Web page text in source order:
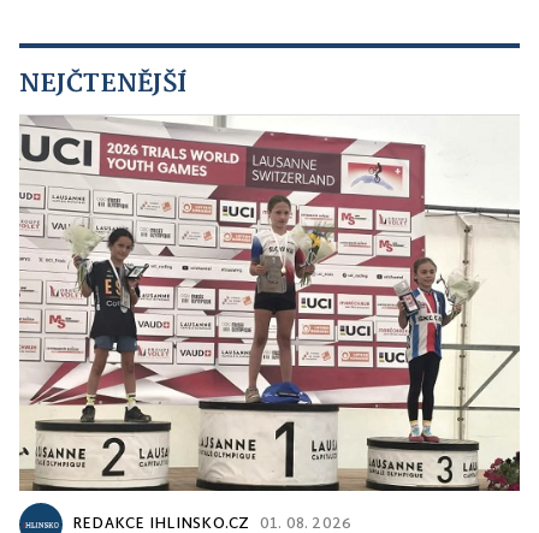
NEJČTENĚJŠÍ
REDAKCE IHLINSKO.CZ 01. 08. 2026